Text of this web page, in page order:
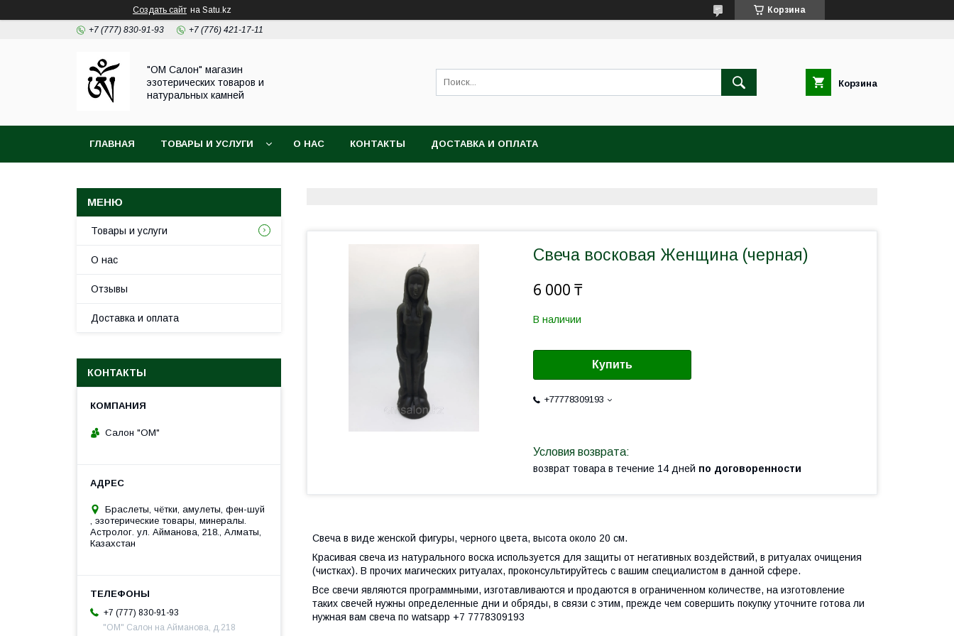
Создать сайт на Satu.kz Корзина
+7 (777) 830-91-93 +7 (776) 421-17-11
"ОМ Салон" магазин
эзотерических товаров и
натуральных камней
Корзина
ГЛАВНАЯ ТОВАРЫ И УСЛУГИ О НАС КОНТАКТЫ ДОСТАВКА И ОПЛАТА
Свеча восковая Женщина (черная)
6 000 ₸
В наличии
Купить
+77778309193
возврат товара в течение 14 дней по договоренности
Свеча в виде женской фигуры, черного цвета, высота около 20 см.
Красивая свеча из натурального воска используется для защиты от негативных воздействий, в ритуалах очищения
(чистках). В прочих магических ритуалах, проконсультируйтесь с вашим специалистом в данной сфере.
Все свечи являются программными, изготавливаются и продаются в ограниченном количестве, на изготовление
таких свечей нужны определенные дни и обряды, в связи с этим, прежде чем совершить покупку уточните готова ли
нужная вам свеча по watsapp +7 7778309193
Товары и услуги
О нас
Отзывы
Доставка и оплата
КОНТАКТЫ
Салон "ОМ"
Браслеты, чётки, амулеты, фен-шуй
, эзотерические товары, минералы.
Астролог. ул. Айманова, 218., Алматы,
Казахстан
+7 (777) 830-91-93
"ОМ" Салон на Айманова, д.218